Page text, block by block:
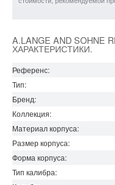
A.LANGE AND SOHNE
ХАРАКТЕРИСТИКИ.
Референс:
Тип:
Бренд:
Коллекция:
Материал корпуса:
Размер корпуса:
Форма корпуса:
Тип калибра: